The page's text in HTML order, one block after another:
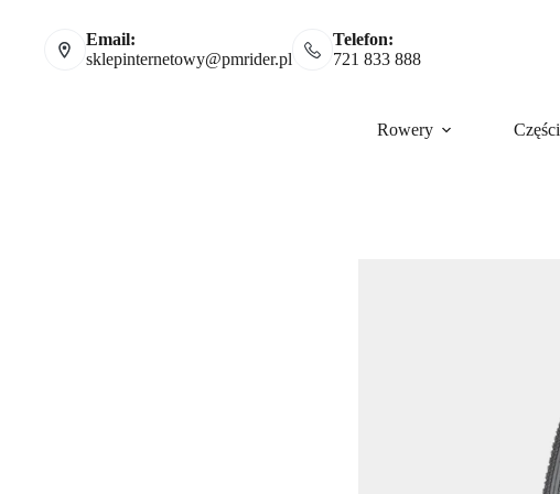
Email:
sklepinternetowy@pmrider.pl
Telefon:
721 833 888
Rowery Części